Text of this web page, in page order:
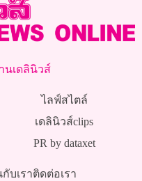
นเดลินิวส์
ไลฟ์สไตล์
เดลินิวส์clips
PR by dataxet
บเราติดต่อเรา